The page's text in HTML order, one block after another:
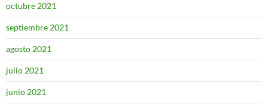
octubre 2021
septiembre 2021
agosto 2021
julio 2021
junio 2021